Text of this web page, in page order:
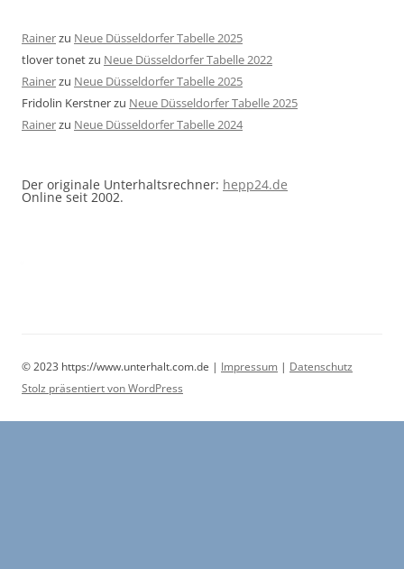
Rainerzu Neue Düsseldorfer Tabelle 2025
tlover tonetzu Neue Düsseldorfer Tabelle 2022
Rainerzu Neue Düsseldorfer Tabelle 2025
Fridolin Kerstnerzu Neue Düsseldorfer Tabelle 2025
Rainerzu Neue Düsseldorfer Tabelle 2024
Der originale Unterhaltsrechner: hepp24.de
Online seit 2002.
© 2023 https://www.unterhalt.com.de | Impressum | Datenschutz
Stolz präsentiert von WordPress